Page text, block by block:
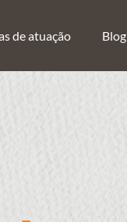
de atuação Blog